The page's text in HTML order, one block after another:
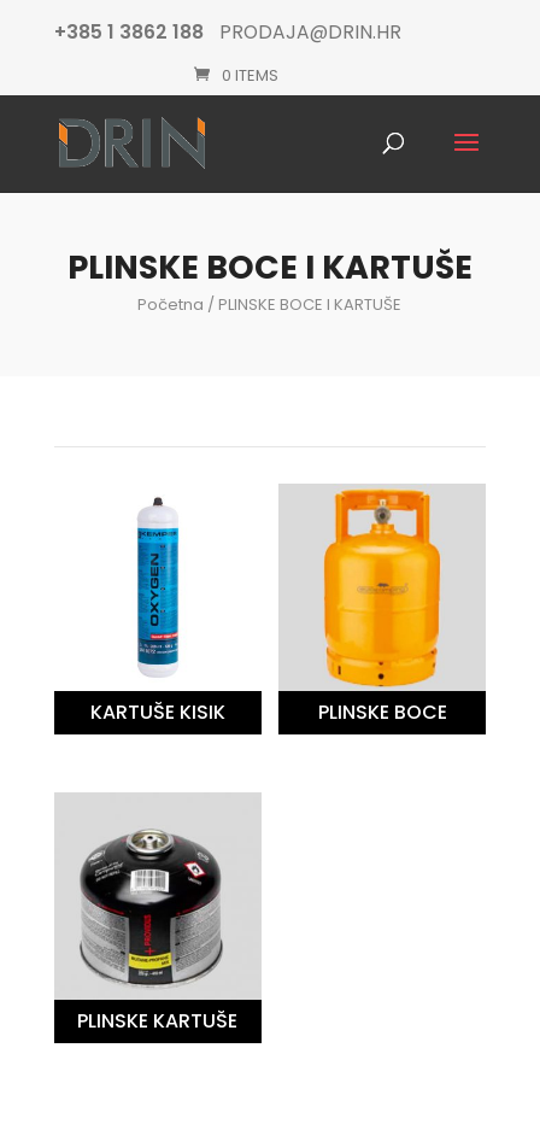
+385 1 3862 188 PRODAJA@DRIN.HR
0 ITEMS
PLINSKE BOCE I KARTUŠE
Početna / PLINSKE BOCE I KARTUŠE
KARTUŠE KISIK PLINSKE BOCE
PLINSKE KARTUŠE